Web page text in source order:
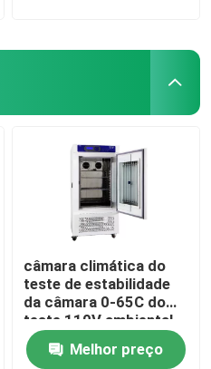
câmara climática do
teste de estabilidade
da câmara 0-65C do
teste 110V ambiental
Melhor preço